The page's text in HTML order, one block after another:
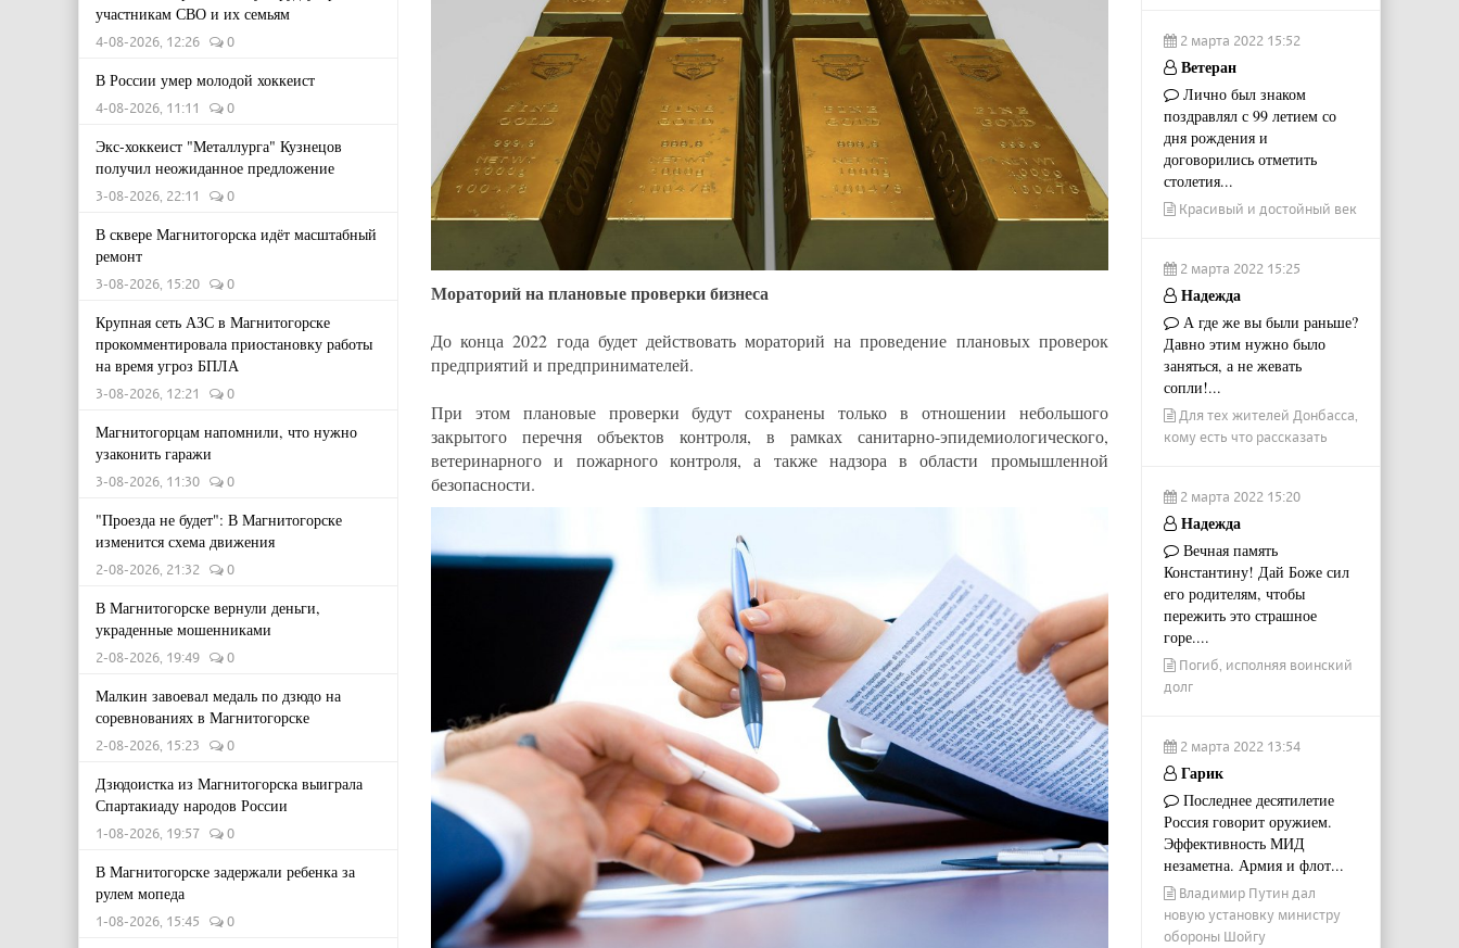
участникам СВО и их семьям
4-08-2026, 12:26 0
В России умер молодой хоккеист
4-08-2026, 11:11 0
Экс-хоккеист "Металлурга" Кузнецов
получил неожиданное предложение
3-08-2026, 22:11 0
В сквере Магнитогорска идёт масштабный
ремонт
3-08-2026, 15:20 0
Крупная сеть АЗС в Магнитогорске
прокомментировала приостановку работы
на время угроз БПЛА
3-08-2026, 12:21 0
Магнитогорцам напомнили, что нужно
узаконить гаражи
3-08-2026, 11:30 0
"Проезда не будет": В Магнитогорске
изменится схема движения
2-08-2026, 21:32 0
В Магнитогорске вернули деньги,
украденные мошенниками
2-08-2026, 19:49 0
Малкин завоевал медаль по дзюдо на
соревнованиях в Магнитогорске
2-08-2026, 15:23 0
Дзюдоистка из Магнитогорска выиграла
Спартакиаду народов России
1-08-2026, 19:57 0
В Магнитогорске задержали ребенка за
рулем мопеда
1-08-2026, 15:45 0
Мораторий на плановые проверки бизнеса
До конца 2022 года будет действовать мораторий на проведение плановых проверок
предприятий и предпринимателей.
При этом плановые проверки будут сохранены только в отношении небольшого
закрытого перечня объектов контроля, в рамках санитарно-эпидемиологического,
ветеринарного и пожарного контроля, а также надзора в области промышленной
безопасности.
2 марта 2022 15:52
Ветеран
Лично был знаком
поздравлял с 99 летием со
дня рождения и
договорились отметить
столетия...
Красивый и достойный век
2 марта 2022 15:25
Надежда
А где же вы были раньше?
Давно этим нужно было
заняться, а не жевать
сопли!...
Для тех жителей Донбасса,
кому есть что рассказать
2 марта 2022 15:20
Надежда
Вечная память
Константину! Дай Боже сил
его родителям, чтобы
пережить это страшное
горе....
Погиб, исполняя воинский
долг
2 марта 2022 13:54
Гарик
Последнее десятилетие
Россия говорит оружием.
Эффективность МИД
незаметна. Армия и флот...
Владимир Путин дал
новую установку министру
обороны Шойгу